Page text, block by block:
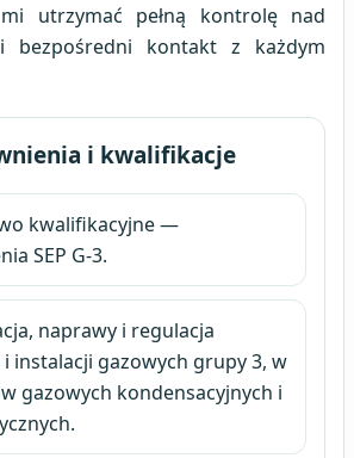
utrzymać pełną kontrolę nad
bezpośredni kontakt z każdym
i kwalifikacje
kwalifikacyjne —
SEP G-3.
naprawy i regulacja
instalacji gazowych grupy 3, w
gazowych kondensacyjnych i